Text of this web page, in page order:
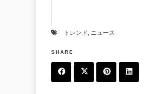
トレンド, ニュース
SHARE